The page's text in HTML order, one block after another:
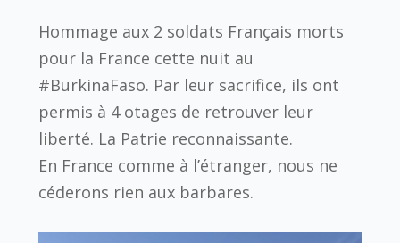
Hommage aux 2 soldats Français morts
pour la France cette nuit au
#BurkinaFaso. Par leur sacrifice, ils ont
permis à 4 otages de retrouver leur
liberté. La Patrie reconnaissante. ‬
‪En France comme à l’étranger, nous ne
céderons rien aux barbares.